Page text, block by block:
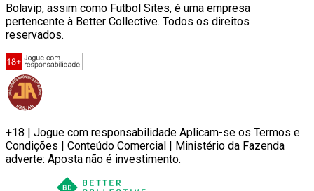
Bolavip, assim como Futbol Sites, é uma empresa
pertencente à Better Collective. Todos os direitos
reservados.
+18 | Jogue com responsabilidade Aplicam-se os Termos e
Condições | Conteúdo Comercial | Ministério da Fazenda
adverte: Aposta não é investimento.